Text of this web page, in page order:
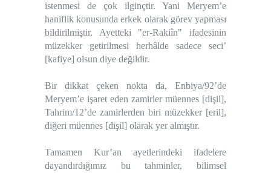
istenmesi de çok ilginçtir. Yani Meryem’e
haniflik konusunda erkek olarak görev yapması
bildirilmiştir. Ayetteki "er-Rakiîn" ifadesinin
müzekker getirilmesi herhâlde sadece seci’
[kafiye] olsun diye değildir.
Bir dikkat çeken nokta da, Enbiya/92’de
Meryem’e işaret eden zamirler müennes [dişil],
Tahrim/12’de zamirlerden biri müzekker [eril],
diğeri müennes [dişil] olarak yer almıştır.
Tamamen Kur’an ayetlerindeki ifadelere
dayandırdığımız bu tahminler, bilimsel